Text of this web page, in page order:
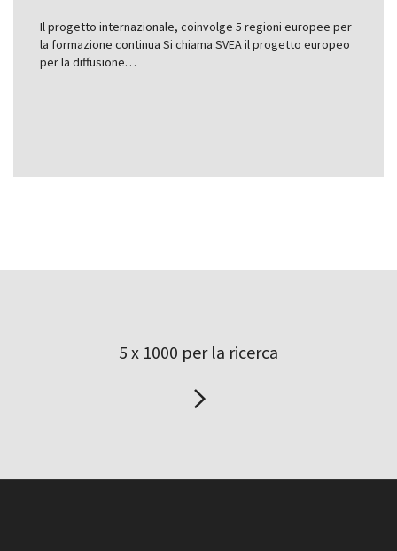
Il progetto internazionale, coinvolge 5 regioni europee per
la formazione continua Si chiama SVEA il progetto europeo
per la diffusione…
5 x 1000 per la ricerca